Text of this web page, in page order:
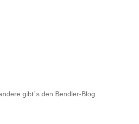
gibt´s den Bendler-Blog.